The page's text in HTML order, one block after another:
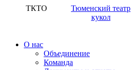
ТКТО
Тюменский театр
кукол
О нас
Объединение
Команда